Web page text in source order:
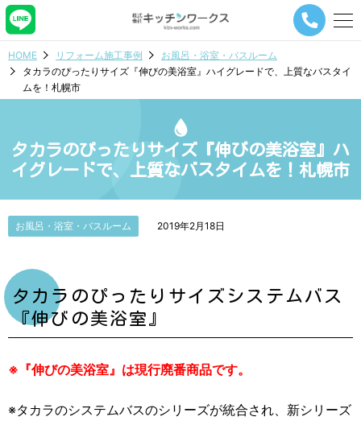
メ
ー
ビ
シ
ョ
ン
タ
HOME リフォーム施工事例
お風呂・浴室・バスルーム
タカラのぴったりサイズ『伸びの美浴室』ハイグレードで、上質なバスタイ
ムを！札幌市
タカラのぴったりサイズ『伸びの美浴室』ハ
イグレードで、上質なバスタイムを！札幌市
お風呂・浴室・バスルーム 2019年2月18日
タカラのぴったりサイズシステムバス
『伸びの美浴室』
※『伸びの美浴室』は現行廃番商品です。
※タカラのシステムバスのシリーズが統合され、新シリーズ